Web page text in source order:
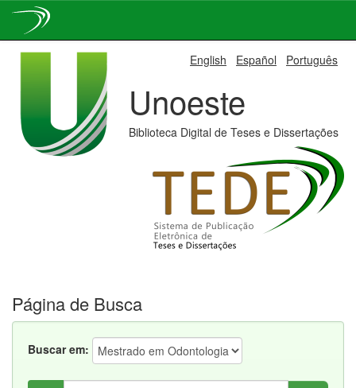
English Español Português
Unoeste
Biblioteca Digital de Teses e Dissertações
Página de Busca
Buscar em: